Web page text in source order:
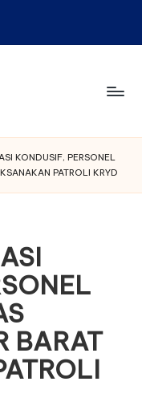
KONDUSIF, PERSONEL
PATROLI KRYD
BARAT